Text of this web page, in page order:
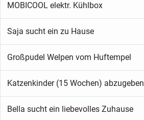
MOBICOOL elektr. Kühlbox
Saja sucht ein zu Hause
Großpudel Welpen vom Huftempel
Katzenkinder (15 Wochen) abzugeben
Bella sucht ein liebevolles Zuhause